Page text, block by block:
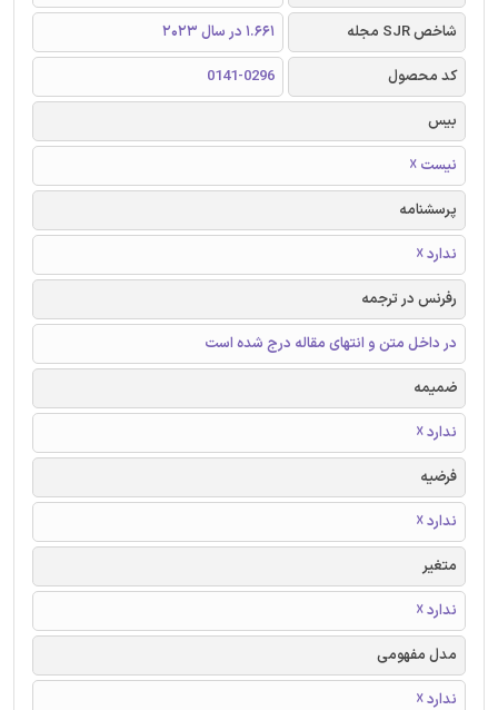
شاخص SJR مجله
1.661 در سال 2023
کد محصول
0141-0296
بیس
نیست ☓
پرسشنامه
ندارد ☓
رفرنس در ترجمه
در داخل متن و انتهای مقاله درج شده است
ضمیمه
ندارد ☓
فرضیه
ندارد ☓
متغیر
ندارد ☓
مدل مفهومی
ندارد ☓